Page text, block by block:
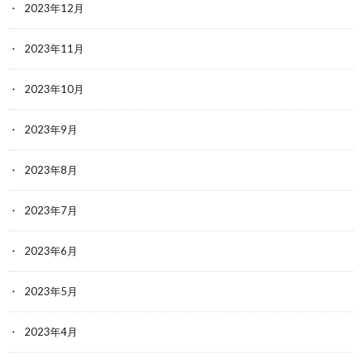
2023年12月
2023年11月
2023年10月
2023年9月
2023年8月
2023年7月
2023年6月
2023年5月
2023年4月